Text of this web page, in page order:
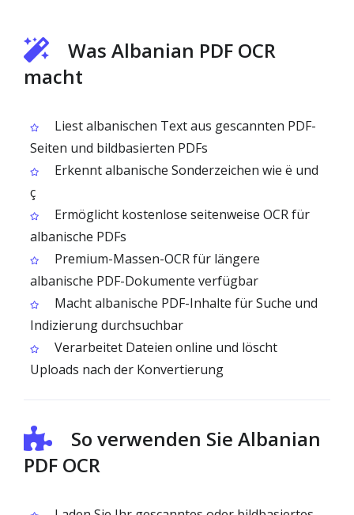
Was Albanian PDF OCR
macht
Liest albanischen Text aus gescannten PDF-
Seiten und bildbasierten PDFs
Erkennt albanische Sonderzeichen wie ë und
ç
Ermöglicht kostenlose seitenweise OCR für
albanische PDFs
Premium-Massen-OCR für längere
albanische PDF-Dokumente verfügbar
Macht albanische PDF-Inhalte für Suche und
Indizierung durchsuchbar
Verarbeitet Dateien online und löscht
Uploads nach der Konvertierung
So verwenden Sie Albanian
PDF OCR